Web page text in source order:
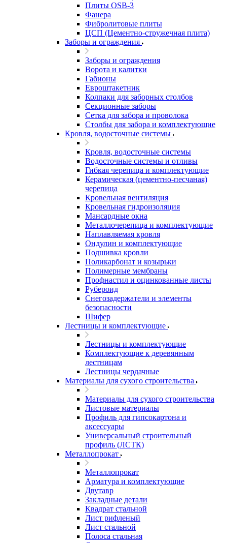
Плиты OSB-3
Фанера
Фибролитовые плиты
ЦСП (Цементно-стружечная плита)
Заборы и ограждения
Заборы и ограждения
Ворота и калитки
Габионы
Евроштакетник
Колпаки для заборных столбов
Секционные заборы
Сетка для забора и проволока
Столбы для забора и комплектующие
Кровля, водосточные системы
Кровля, водосточные системы
Водосточные системы и отливы
Гибкая черепица и комплектующие
Керамическая (цементно-песчаная)
черепица
Кровельная вентиляция
Кровельная гидроизоляция
Мансардные окна
Металлочерепица и комплектующие
Наплавляемая кровля
Ондулин и комплектующие
Подшивка кровли
Поликарбонат и козырьки
Полимерные мембраны
Профнастил и оцинкованные листы
Рубероид
Снегозадержатели и элементы
безопасности
Шифер
Лестницы и комплектующие
Лестницы и комплектующие
Комплектующие к деревянным
лестницам
Лестницы чердачные
Материалы для сухого строительства
Материалы для сухого строительства
Листовые материалы
Профиль для гипсокартона и
аксессуары
Универсальный строительный
профиль (ЛСТК)
Металлопрокат
Металлопрокат
Арматура и комплектующие
Двутавр
Закладные детали
Квадрат стальной
Лист рифленый
Лист стальной
Полоса стальная